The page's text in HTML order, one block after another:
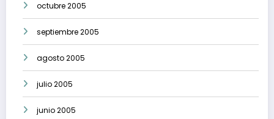
octubre 2005
septiembre 2005
agosto 2005
julio 2005
junio 2005